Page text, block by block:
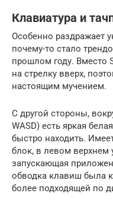
Клавиатура и
Особенно раздражает
почему-то стало
прошлом году. Вместо
на стрелку вверх,
настоящим мучением.
С другой стороны,
WASD) есть яркая
быстро находить.
блок, в левом верхнем
запускающая
обводка клавиш была
более подходящей по